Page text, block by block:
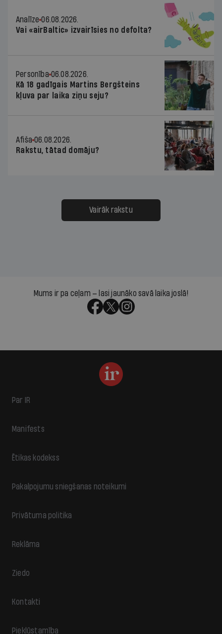
Analīze 06.08.2026.
Vai «airBaltic» izvairīsies no defolta?
Personība 06.08.2026.
Kā 18 gadīgais Martins Bergšteins
kļuva par laika ziņu seju?
Afiša 06.08.2026.
Rakstu, tātad domāju?
Vairāk rakstu
Mums ir pa ceļam — lasi jaunāko savā laika joslā!
Par IR
Manifests
Ētikas kodekss
Pakalpojumu sniegšanas noteikumi
Privātuma politika
Reklāma
Ziedo
Kontakti
Piekļūstamība